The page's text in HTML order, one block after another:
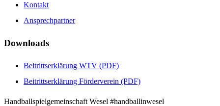
Kontakt
Ansprechpartner
Downloads
Beitrittserklärung WTV (PDF)
Beitrittserklärung Förderverein (PDF)
Handballspielgemeinschaft Wesel #handballinwesel